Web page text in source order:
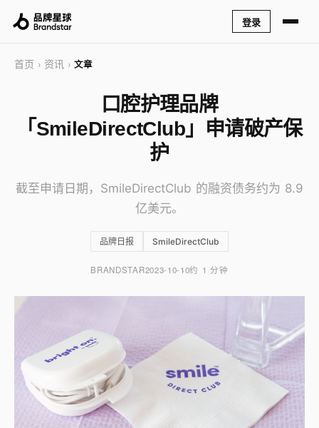
登录
首页 › 资讯 › 文章
口腔护理品牌
「SmileDirectClub」申请破产保
护
截至申请日期，SmileDirectClub 的融资债务约为 8.9
亿美元。
品牌日报 SmileDirectClub
BRANDSTAR2023-10-10约 1 分钟